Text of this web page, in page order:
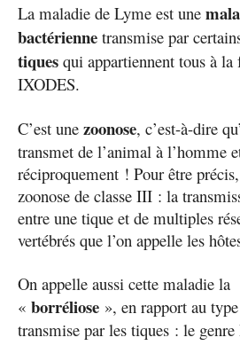
La maladie de Lyme est une
bactérienne transmise par
tiques qui appartiennent tous à
IXODES.
C’est une zoonose, c’est-à-dire
transmet de l’animal à l’homme
réciproquement ! Pour être
zoonose de classe III : la
entre une tique et de multiples
vertébrés que l’on appelle les
On appelle aussi cette maladie la
« borréliose », en rapport au
transmise par les tiques : le